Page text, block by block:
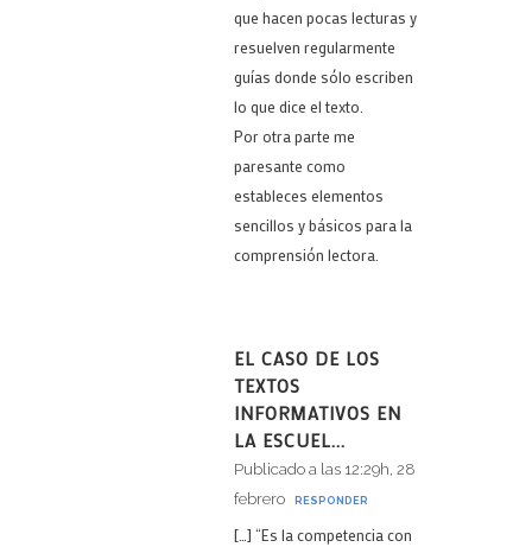
que hacen pocas lecturas y
resuelven regularmente
guías donde sólo escriben
lo que dice el texto.
Por otra parte me
paresante como
estableces elementos
sencillos y básicos para la
comprensión lectora.
EL CASO DE LOS
TEXTOS
INFORMATIVOS EN
LA ESCUEL...
Publicado a las 12:29h, 28
febrero
RESPONDER
[…] “Es la competencia con